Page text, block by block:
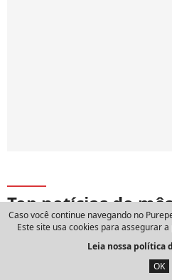
Top notícias do
Frase do dia
espanhol:
pessoa, e
Caso você continue navegando no
Este site usa cookies para assegurar
Leia nossa política
OK